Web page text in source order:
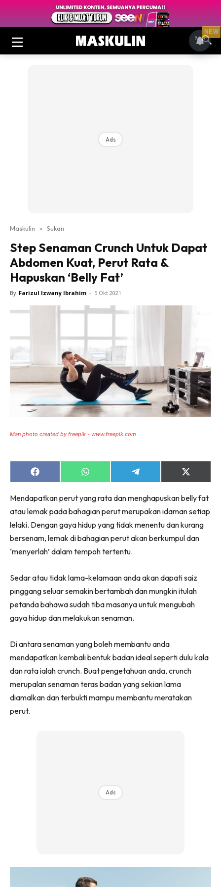
Ads
Maskulin » Sukan
Step Senaman Crunch Untuk Dapat
Abdomen Kuat, Perut Rata &
Hapuskan ‘Belly Fat’
By Farizul Izwany Ibrahim - 5 Okt 2021
Man photo created by freepik - www.freepik.com
Share
on
Share
on
Share
on
Share
on
(Twitter)
Mendapatkan perut yang rata dan menghapuskan belly fat
atau lemak pada bahagian perut merupakan idaman setiap
lelaki. Dengan gaya hidup yang tidak menentu dan kurang
bersenam, lemak di bahagian perut akan berkumpul dan
‘menyerlah’ dalam tempoh tertentu.
Sedar atau tidak lama-kelamaan anda akan dapati saiz
pinggang seluar semakin bertambah dan mungkin itulah
petanda bahawa sudah tiba masanya untuk mengubah
gaya hidup dan melakukan senaman.
Di antara senaman yang boleh membantu anda
mendapatkan kembali bentuk badan ideal seperti dulu kala
dan rata ialah crunch. Buat pengetahuan anda, crunch
merupalan senaman teras badan yang sekian lama
diamalkan dan terbukti mampu membantu meratakan
perut.
Ads
NEW